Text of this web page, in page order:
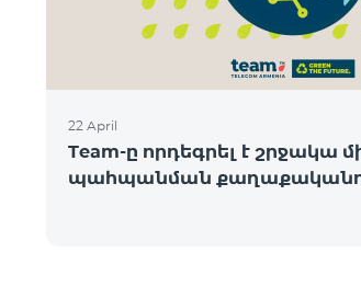
22 April
Team-ը որդեգրել է շրջակա
պահպանման